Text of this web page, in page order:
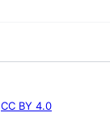
CC BY 4.0